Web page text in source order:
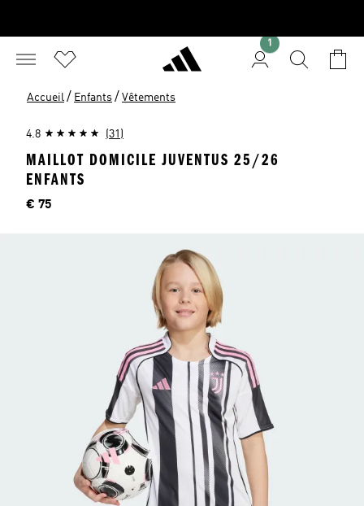
1
Accueil / Enfants / Vêtements
4.8 (31)
MAILLOT DOMICILE JUVENTUS 25/26
ENFANTS
Price
€ 75